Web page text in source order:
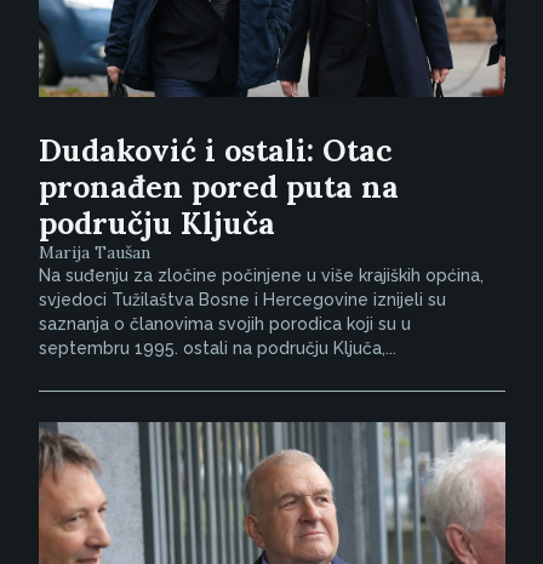
Dudaković i ostali: Otac
pronađen pored puta na
području Ključa
Marija Taušan
Na suđenju za zločine počinjene u više krajiških općina,
svjedoci Tužilaštva Bosne i Hercegovine iznijeli su
saznanja o članovima svojih porodica koji su u
septembru 1995. ostali na području Ključa,...